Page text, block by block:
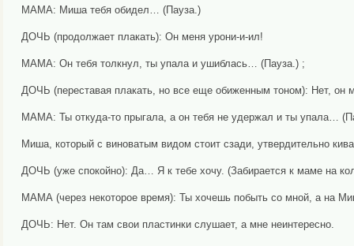
МАМА: Миша тебя обидел… (Пауза.)
ДОЧЬ (продолжает плакать): Он меня урони-и-ил!
МАМА: Он тебя толкнул, ты упала и ушиблась… (Пауза.) ;
ДОЧЬ (переставая плакать, но все еще обиженным тоном): Нет, он
МАМА: Ты откуда-то прыгала, а он тебя не удержал и ты упала…
Миша, который с виноватым видом стоит сзади, утвердительно
ДОЧЬ (уже спокойно): Да… Я к тебе хочу. (Забирается к маме на
МАМА (через некоторое время): Ты хочешь побыть со мной, а на
ДОЧЬ: Нет. Он там свои пластинки слушает, а мне неинтересно.